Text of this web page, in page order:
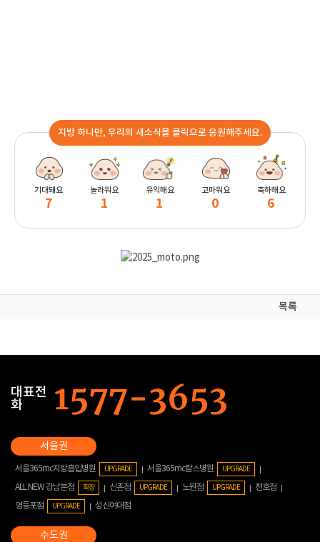
지방 하나만, 우리의 새소식을 클릭으로 응원해주세요.
기대돼요
7
놀라워요
1
유익해요
1
고마워요
0
축하해요
6
목록
대표전
화
서울365mc지방흡입병원 UPGRADE 서울365mc람스병원 UPGRADE
ALL NEW 강남본점 확장 신촌점 UPGRADE 노원점 UPGRADE
천호점
영등포점
UPGRADE 성신여대점